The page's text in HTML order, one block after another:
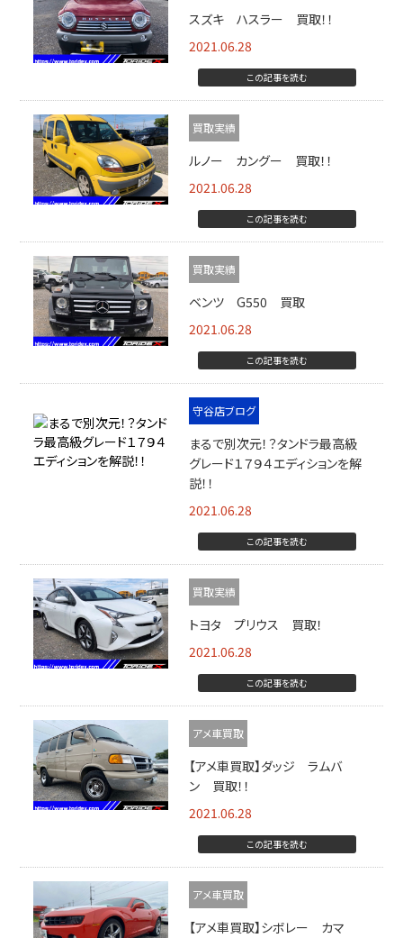
スズキ ハスラー 買取！！
2021.06.28
この記事を読む
買取実績
ルノー カングー 買取！！
2021.06.28
この記事を読む
買取実績
ベンツ G550 買取
2021.06.28
この記事を読む
守谷店ブログ
まるで別次元！？タンドラ最高級
グレード１７９４エディションを解
説！！
2021.06.28
この記事を読む
買取実績
トヨタ プリウス 買取！
2021.06.28
この記事を読む
アメ車買取
【アメ車買取】ダッジ ラムバ
ン 買取！！
2021.06.28
この記事を読む
アメ車買取
【アメ車買取】シボレー カマ